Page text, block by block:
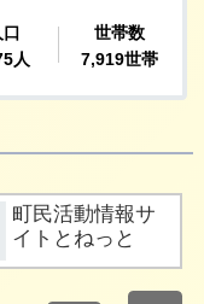
詳細をみる
町民活動情報サ
イトとねっと